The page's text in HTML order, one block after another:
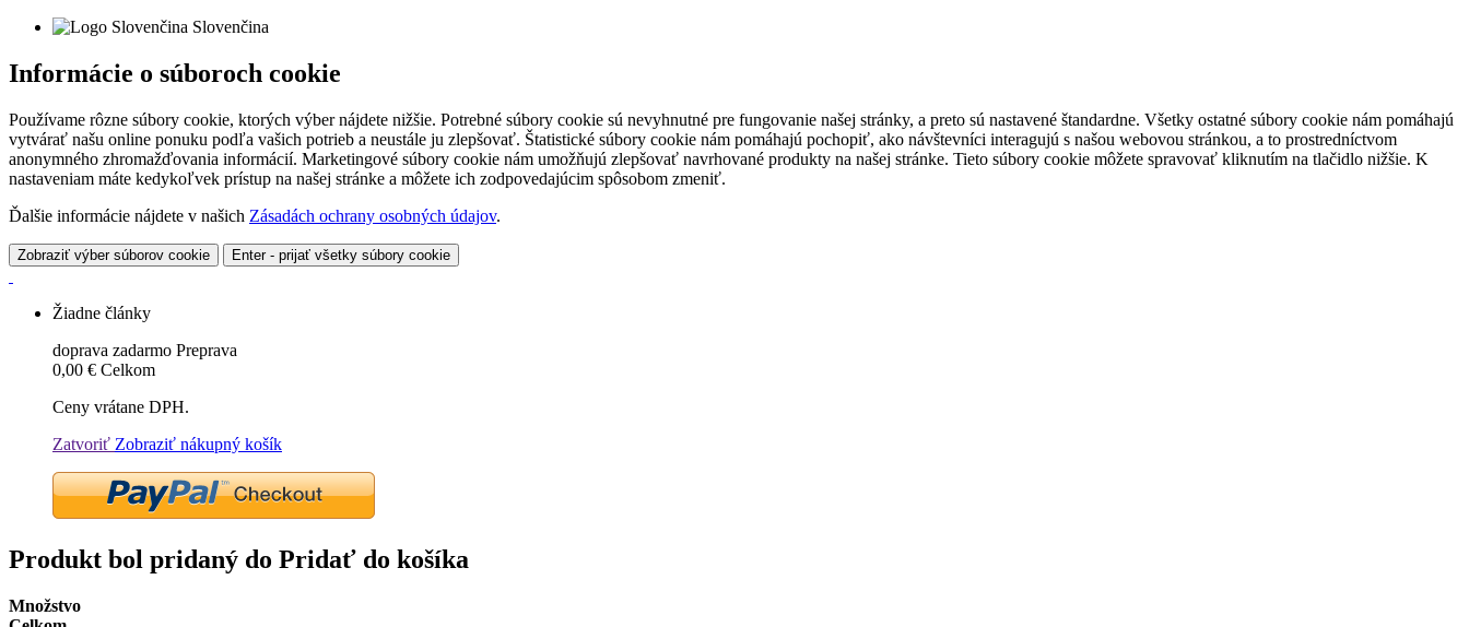
Slovenčina
Informácie o súboroch cookie
Používame rôzne súbory cookie, ktorých výber nájdete nižšie. Potrebné súbory cookie sú nevyhnutné pre fungovanie našej stránky, a preto sú nastavené štandardne. Všetky ostatné súbory cookie nám pomáhajú
vytvárať našu online ponuku podľa vašich potrieb a neustále ju zlepšovať. Štatistické súbory cookie nám pomáhajú pochopiť, ako návštevníci interagujú s našou webovou stránkou, a to prostredníctvom
anonymného zhromažďovania informácií. Marketingové súbory cookie nám umožňujú zlepšovať navrhované produkty na našej stránke. Tieto súbory cookie môžete spravovať kliknutím na tlačidlo nižšie. K
nastaveniam máte kedykoľvek prístup na našej stránke a môžete ich zodpovedajúcim spôsobom zmeniť.
Ďalšie informácie nájdete v našich Zásadách ochrany osobných údajov.
Zobraziť výber súborov cookie Enter - prijať všetky súbory cookie
Žiadne články
doprava zadarmo Preprava
0,00 € Celkom
Ceny vrátane DPH.
Zatvoriť Zobraziť nákupný košík
Produkt bol pridaný do Pridať do košíka
Množstvo